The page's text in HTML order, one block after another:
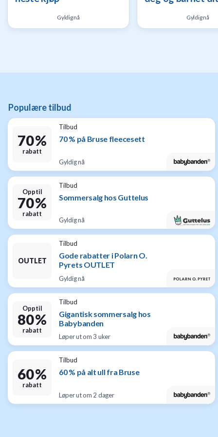
Gyldig nå Gyldig nå
Populære tilbud
70 %
rabatt
Tilbud
70 % på Bruse fleecesett
Gyldig nå
Opptil
70 %
rabatt
Tilbud
Sommersalg hos Guttelus
Gyldig nå
OUTLET
Tilbud
Gode rabatter i Polarn O.
Pyrets OUTLET
Gyldig nå
Opptil
80 %
rabatt
Tilbud
Gigantisk sommersalg hos
Babybanden
Løper ut om 3 uker
60 %
rabatt
Tilbud
60 % på alt ull fra Bruse
Løper ut om 2 dager